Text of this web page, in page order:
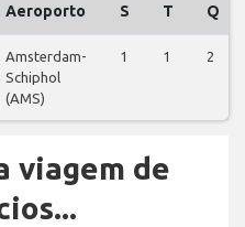
Aeroporto S T Q
Amsterdam-
Schiphol
(AMS)
1 1 2
viagem de